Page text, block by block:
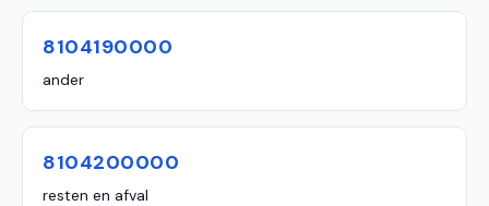
8104190000
ander
8104200000
resten en afval